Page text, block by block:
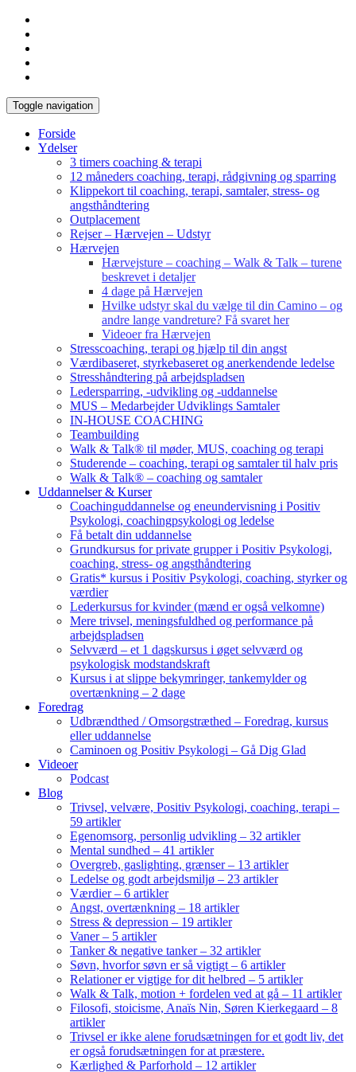
Toggle navigation
Forside
Ydelser
3 timers coaching & terapi
12 måneders coaching, terapi, rådgivning og sparring
Klippekort til coaching, terapi, samtaler, stress- og
angsthåndtering
Outplacement
Rejser – Hærvejen – Udstyr
Hærvejen
Hærvejsture – coaching – Walk & Talk – turene
beskrevet i detaljer
4 dage på Hærvejen
Hvilke udstyr skal du vælge til din Camino – og
andre lange vandreture? Få svaret her
Videoer fra Hærvejen
Stresscoaching, terapi og hjælp til din angst
Værdibaseret, styrkebaseret og anerkendende ledelse
Stresshåndtering på arbejdspladsen
Ledersparring, -udvikling og -uddannelse
MUS – Medarbejder Udviklings Samtaler
IN-HOUSE COACHING
Teambuilding
Walk & Talk® til møder, MUS, coaching og terapi
Studerende – coaching, terapi og samtaler til halv pris
Walk & Talk® – coaching og samtaler
Uddannelser & Kurser
Coachinguddannelse og eneundervisning i Positiv
Psykologi, coachingpsykologi og ledelse
Få betalt din uddannelse
Grundkursus for private grupper i Positiv Psykologi,
coaching, stress- og angsthåndtering
Gratis* kursus i Positiv Psykologi, coaching, styrker og
værdier
Lederkursus for kvinder (mænd er også velkomne)
Mere trivsel, meningsfuldhed og performance på
arbejdspladsen
Selvværd – et 1 dagskursus i øget selvværd og
psykologisk modstandskraft
Kursus i at slippe bekymringer, tankemylder og
overtænkning – 2 dage
Foredrag
Udbrændthed / Omsorgstræthed – Foredrag, kursus
eller uddannelse
Caminoen og Positiv Psykologi – Gå Dig Glad
Videoer
Podcast
Blog
Trivsel, velvære, Positiv Psykologi, coaching, terapi –
59 artikler
Egenomsorg, personlig udvikling – 32 artikler
Mental sundhed – 41 artikler
Overgreb, gaslighting, grænser – 13 artikler
Ledelse og godt arbejdsmiljø – 23 artikler
Værdier – 6 artikler
Angst, overtænkning – 18 artikler
Stress & depression – 19 artikler
Vaner – 5 artikler
Tanker & negative tanker – 32 artikler
Søvn, hvorfor søvn er så vigtigt – 6 artikler
Relationer er vigtige for dit helbred – 5 artikler
Walk & Talk, motion + fordelen ved at gå – 11 artikler
Filosofi, stoicisme, Anaïs Nin, Søren Kierkegaard – 8
artikler
Trivsel er ikke alene forudsætningen for et godt liv, det
er også forudsætningen for at præstere.
Kærlighed & Parforhold – 12 artikler